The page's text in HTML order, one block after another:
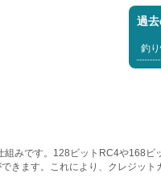
過
釣
みです。128ビットRC4や168ビ
きます。これにより、クレジッ